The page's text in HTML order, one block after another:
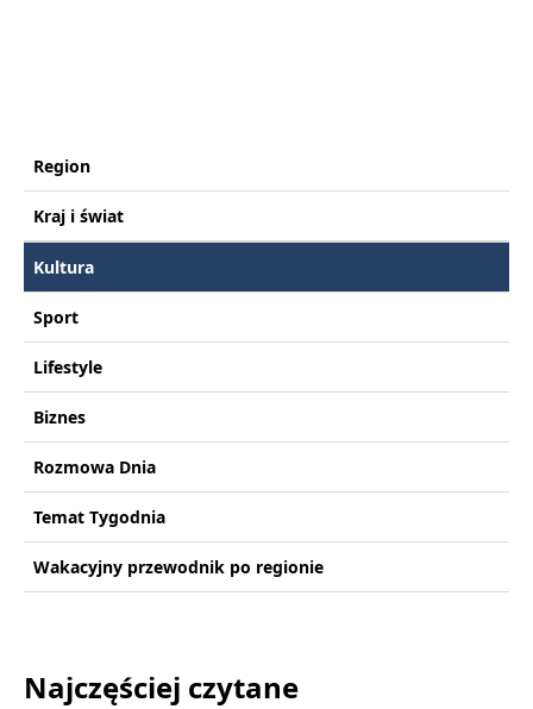
Region
Kraj i świat
Kultura
Sport
Lifestyle
Biznes
Rozmowa Dnia
Temat Tygodnia
Wakacyjny przewodnik po regionie
Najczęściej czytane